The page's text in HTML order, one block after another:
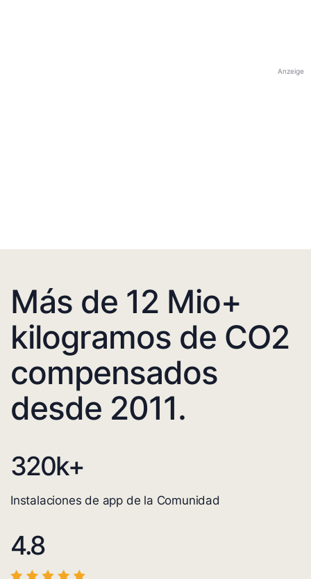
Anzeige
Más de 12 Mio+
kilogramos de CO2
compensados
desde 2011.
320k+
Instalaciones de app de la Comunidad
4.8